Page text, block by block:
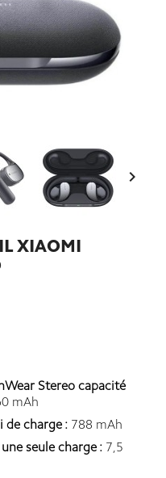

XIAOMI
Stereo capacité
mAh
de charge : 788 mAh
seule charge : 7,5